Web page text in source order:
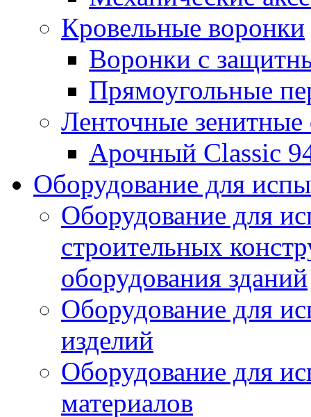
Кровельные воронки
Воронки с
Прямоугольные
Ленточные
Арочный Classic
Оборудование для
Оборудование для
строительных
оборудования зданий
Оборудование для
изделий
Оборудование для
материалов